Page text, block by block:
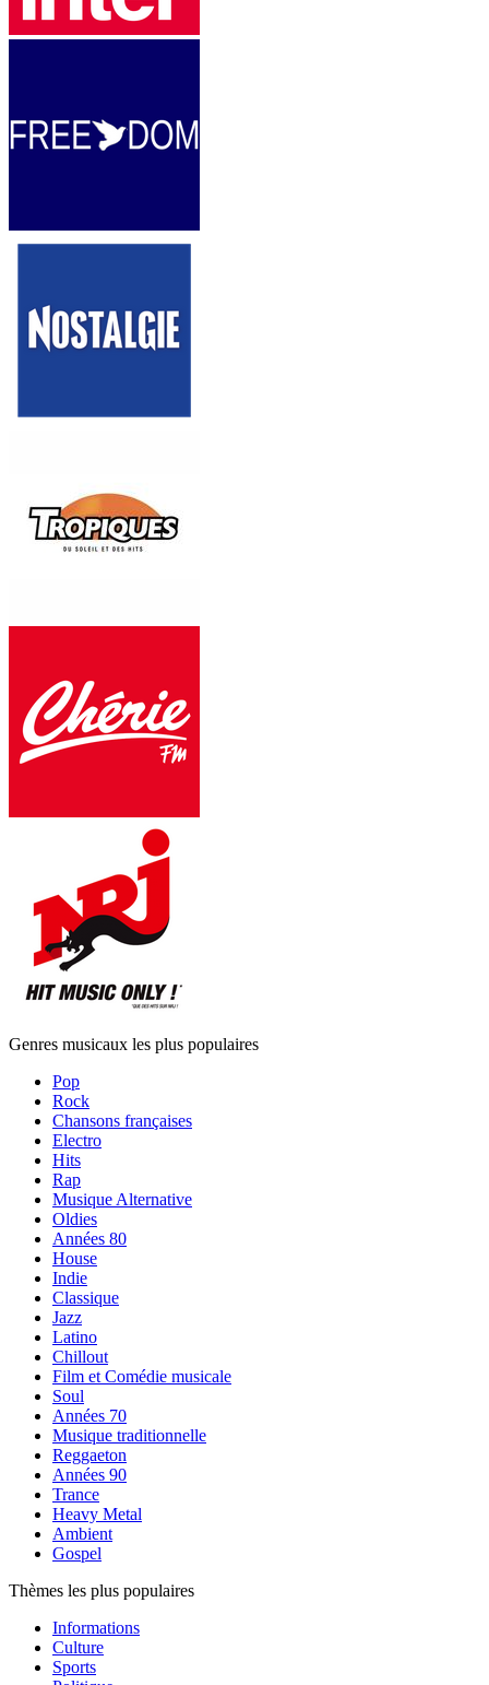
Genres musicaux les plus populaires
Pop
Rock
Chansons françaises
Electro
Hits
Rap
Musique Alternative
Oldies
Années 80
House
Indie
Classique
Jazz
Latino
Chillout
Film et Comédie musicale
Soul
Années 70
Musique traditionnelle
Reggaeton
Années 90
Trance
Heavy Metal
Ambient
Gospel
Thèmes les plus populaires
Informations
Culture
Sports